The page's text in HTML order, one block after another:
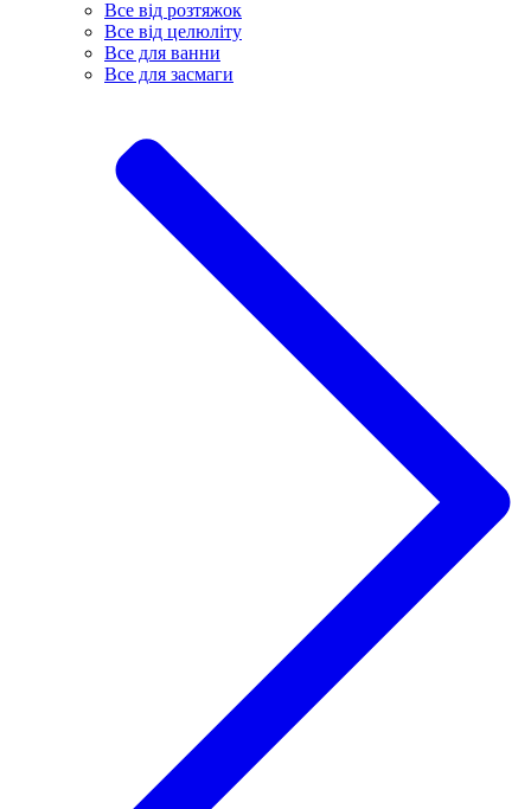
Все від розтяжок
Все від целюліту
Все для ванни
Все для засмаги